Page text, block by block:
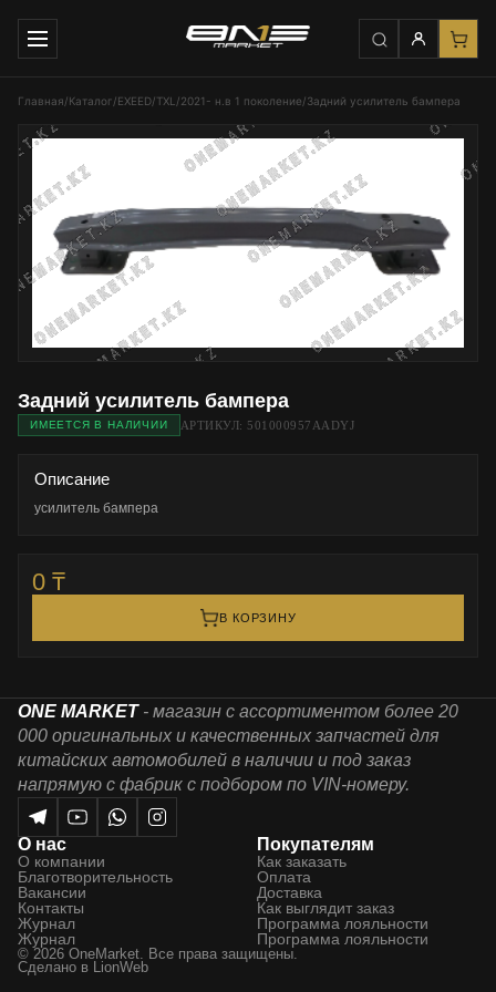
Главная/Каталог/EXEED/TXL /2021- н.в 1 поколение/Задний усилитель бампера
Задний усилитель бампера
ИМЕЕТСЯ В НАЛИЧИИ АРТИКУЛ: 501000957AADYJ
Описание
усилитель бампера
0 ₸
В КОРЗИНУ
ONE MARKET - магазин с ассортиментом более 20
000 оригинальных и качественных запчастей для
китайских автомобилей в наличии и под заказ
напрямую с фабрик с подбором по VIN-номеру.
О нас
О компании
Благотворительность
Вакансии
Контакты
Журнал
Журнал
Покупателям
Как заказать
Оплата
Доставка
Как выглядит заказ
Программа лояльности
Программа лояльности
© 2026 OneMarket. Все права защищены.
Сделано в LionWeb